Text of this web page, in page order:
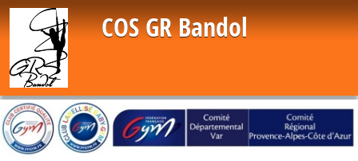
COS GR Bandol
Panneau de gestion des cookies